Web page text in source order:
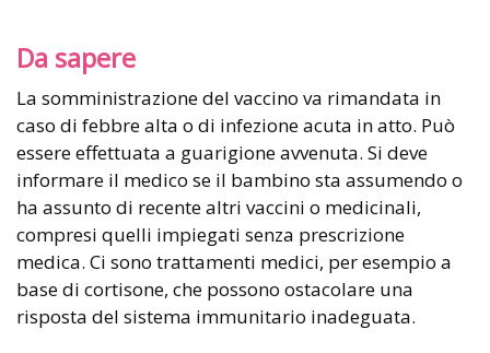
Da sapere
La somministrazione del vaccino va rimandata in
caso di febbre alta o di infezione acuta in atto. Può
essere effettuata a guarigione avvenuta. Si deve
informare il medico se il bambino sta assumendo o
ha assunto di recente altri vaccini o medicinali,
compresi quelli impiegati senza prescrizione
medica. Ci sono trattamenti medici, per esempio a
base di cortisone, che possono ostacolare una
risposta del sistema immunitario inadeguata.